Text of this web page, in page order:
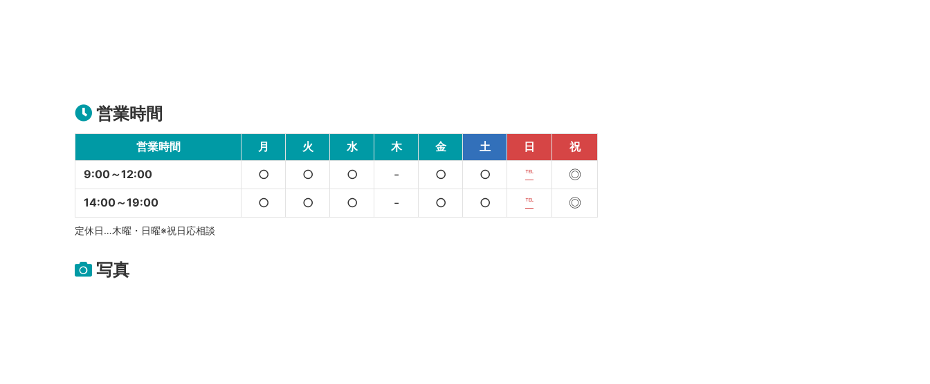
営業時間
営業時間 月 火 水 木 金 土 日
祝
9:00～12:00
○ ○ ○ - ○ ○ ℡ ◎
14:00～19:00 ○ ○ ○ - ○ ○ ℡ ◎
定休日…木曜・日曜※祝日応相談
写真